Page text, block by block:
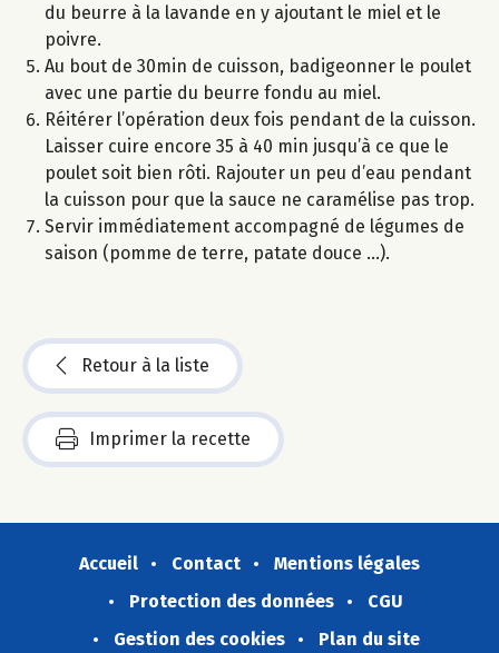
du beurre à la lavande en y ajoutant le miel et le
poivre.
Au bout de 30min de cuisson, badigeonner le poulet
avec une partie du beurre fondu au miel.
Réitérer l’opération deux fois pendant de la cuisson.
Laisser cuire encore 35 à 40 min jusqu’à ce que le
poulet soit bien rôti. Rajouter un peu d’eau pendant
la cuisson pour que la sauce ne caramélise pas trop.
Servir immédiatement accompagné de légumes de
saison (pomme de terre, patate douce …).
Retour à la liste
Imprimer la recette
Accueil Contact
Mentions légales
Protection des données
CGU
Gestion des cookies
Plan du site